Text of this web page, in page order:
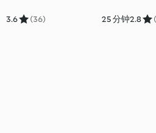
3.6 (36) 25 分钟2.8